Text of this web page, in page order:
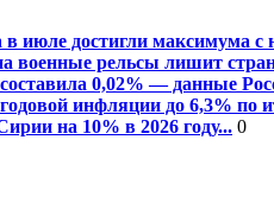
июле достигли максимума с
военные рельсы лишит
0,02% — данные
инфляции до 6,3% по
на 10% в 2026 году... 0